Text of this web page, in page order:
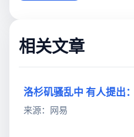
相关文章
洛杉矶骚乱中 有人提出
来源：网易